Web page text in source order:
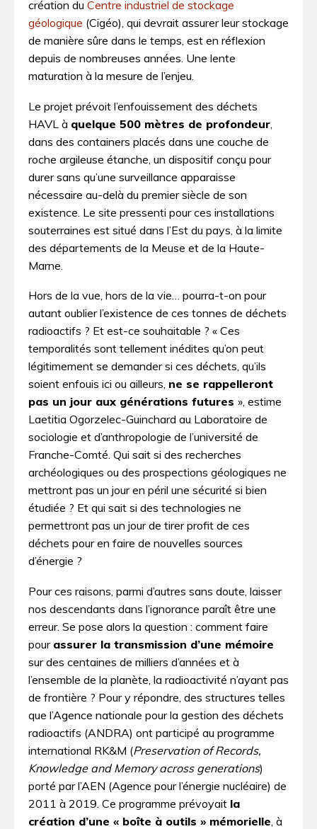
création du Centre industriel de stockage
géologique (Cigéo), qui devrait assurer leur stockage
de manière sûre dans le temps, est en réflexion
depuis de nombreuses années. Une lente
maturation à la mesure de l’enjeu.
Le projet prévoit l’enfouissement des déchets
HAVL à quelque 500 mètres de profondeur
dans des containers placés dans une couche de
roche argileuse étanche, un dispositif conçu pour
durer sans qu’une surveillance apparaisse
nécessaire au-delà du premier siècle de son
existence. Le site pressenti pour ces installations
souterraines est situé dans l’Est du pays, à la limite
des départements de la Meuse et de la Haute-
Marne.
Hors de la vue, hors de la vie… pourra-t-on pour
autant oublier l’existence de ces tonnes de déchets
radioactifs ? Et est-ce souhaitable ? « Ces
temporalités sont tellement inédites qu’on peut
légitimement se demander si ces déchets, qu’ils
soient enfouis ici ou ailleurs, ne se rappelleront
pas un jour aux générations futures », estime
Laetitia Ogorzelec-Guinchard au Laboratoire de
sociologie et d’anthropologie de l’université de
Franche-Comté. Qui sait si des recherches
archéologiques ou des prospections géologiques ne
mettront pas un jour en péril une sécurité si bien
étudiée ? Et qui sait si des technologies ne
permettront pas un jour de tirer profit de ces
déchets pour en faire de nouvelles sources
d’énergie ?
Pour ces raisons, parmi d’autres sans doute, laisser
nos descendants dans l’ignorance paraît être une
erreur. Se pose alors la question : comment faire
pour assurer la transmission d’une mémoire
sur des centaines de milliers d’années et à
l’ensemble de la planète, la radioactivité n’ayant pas
de frontière ? Pour y répondre, des structures telles
que l’Agence nationale pour la gestion des déchets
radioactifs (ANDRA) ont participé au programme
international RK&M (Preservation of Records,
Knowledge and Memory across generations)
porté par l’AEN (Agence pour l’énergie nucléaire) de
2011 à 2019. Ce programme prévoyait la
création d’une « boîte à outils » mémorielle , à